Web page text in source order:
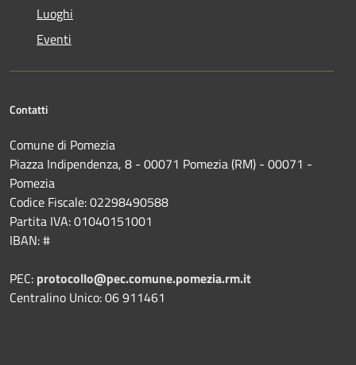
Luoghi
Eventi
Contatti
Comune di Pomezia
Piazza Indipendenza, 8 - 00071 Pomezia (RM) - 00071 -
Pomezia
Codice Fiscale: 02298490588
Partita IVA: 01040151001
IBAN: #
PEC: protocollo@pec.comune.pomezia.rm.it
Centralino Unico: 06 911461